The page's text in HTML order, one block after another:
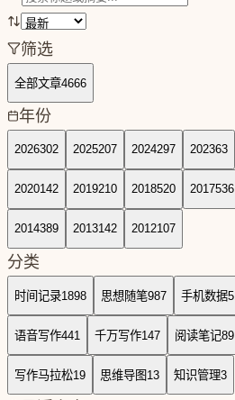
筛选
全部文章4666
年份
2026302 2025207 2024297 202363
2020142 2019210 2018520 2017536
2014389 2013142 2012107
分类
时间记录1898 思想随笔987 手机数据
语音写作441 千万写作147 阅读笔记89
写作马拉松19 思维导图 13 知识管理3